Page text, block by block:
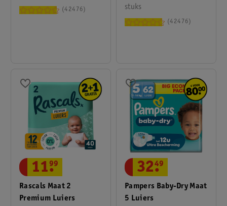
42476
stuks
42476
Rascals Maat 2
Premium Luiers
11.
99
Pampers Baby-Dry Maat
5 Luiers
32.
49